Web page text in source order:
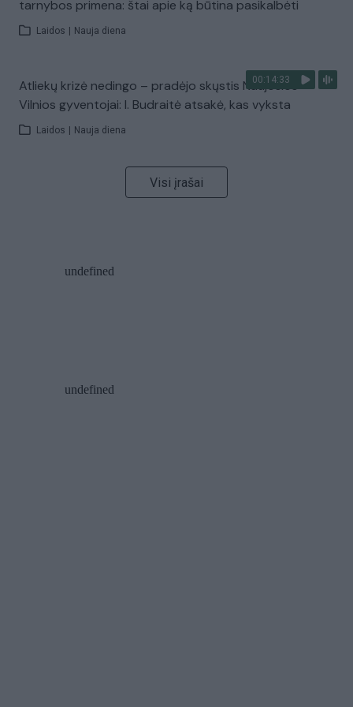
tarnybos primena: štai apie ką būtina pasikalbėti
Laidos Nauja diena
00:14:33
Atliekų krizė nedingo – pradėjo skųstis Naujosios
Vilnios gyventojai: I. Budraitė atsakė, kas vyksta
Laidos Nauja diena
Visi įrašai